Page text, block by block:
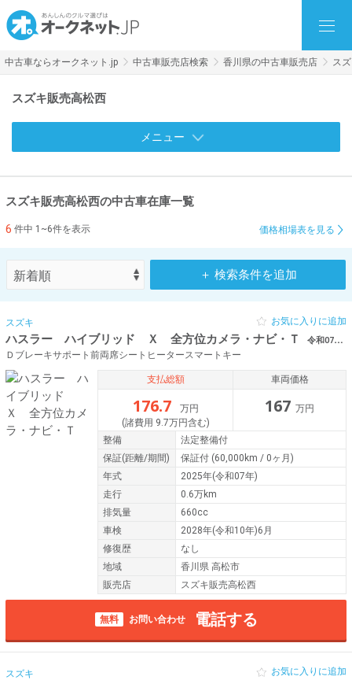
中古車ならオークネット.jp 中古車販売店検索 香川県の中古車販売店 ス
スズキ販売高松西
メニュー
スズキ販売高松西の中古車在庫一覧
6 件中 1~6件を表示 価格相場表を見る
＋ 検索条件を追加
スズキ
ハスラー ハイブリッド Ｘ 全方位カメラ・ナビ・Ｔ 令和07年（2025年） 0.6万km 香川県高松市
Ｄブレーキサポート前両席シートヒータースマートキー
お気に入りに追加
支払総額
176.7
万円
(諸費用 9.7万円含む)
車両価格
167 万円
整備
法定整備付
保証(距離/期間) 保証付 (60,000km / 0ヶ月)
年式
2025年(令和07年)
走行
0.6万km
排気量
660cc
車検
2028年(令和10年)6月
修復歴
なし
地域
香川県 高松市
販売店
スズキ販売高松西
無料 お問い合わせ 電話する
スズキ お気に入りに追加